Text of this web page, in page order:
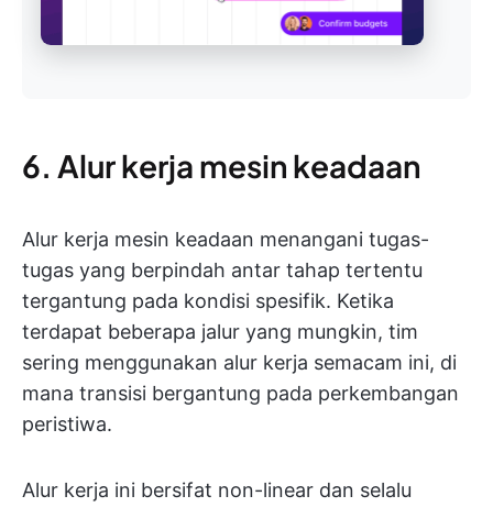
6. Alur kerja mesin keadaan
Alur kerja mesin keadaan menangani tugas-
tugas yang berpindah antar tahap tertentu
tergantung pada kondisi spesifik. Ketika
terdapat beberapa jalur yang mungkin, tim
sering menggunakan alur kerja semacam ini, di
mana transisi bergantung pada perkembangan
peristiwa.
Alur kerja ini bersifat non-linear dan selalu